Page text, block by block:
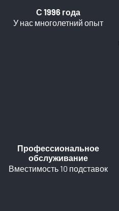
С 1996 года
У нас многолетний опыт
Профессиональное
обслуживание
Вместимость 10 подставок